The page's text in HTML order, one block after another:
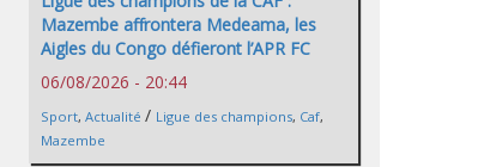
Mazembe affrontera Medeama, les
Aigles du Congo défieront l’APR FC
06/08/2026 - 20:44
Sport, Actualité / Ligue des champions, Caf,
Mazembe